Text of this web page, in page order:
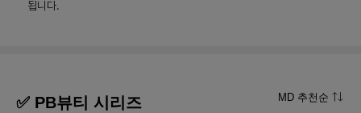
됩니다.
✅ PB뷰티 시리즈 MD 추천순